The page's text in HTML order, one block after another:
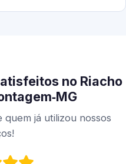
no Riacho
já utilizou nossos